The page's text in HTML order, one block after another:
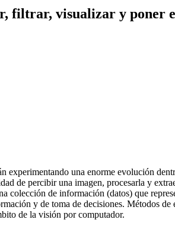
filtrar, visualizar y poner
experimentando una enorme evolución
de percibir una imagen, procesarla y
colección de información (datos) que
y de toma de decisiones. Métodos
de la visión por computador.